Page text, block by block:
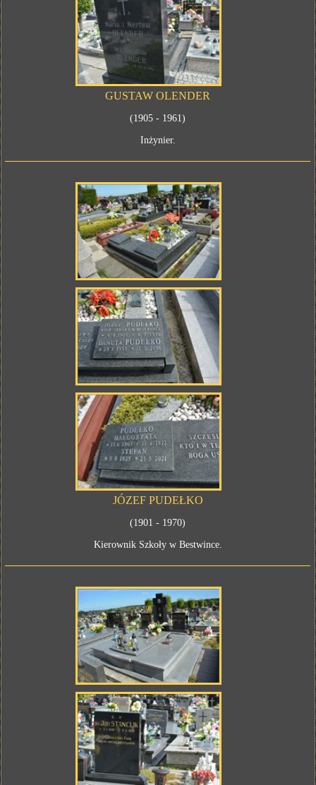
GUSTAW OLENDER
(1905 - 1961)
Inżynier.
JÓZEF PUDEŁKO
(1901 - 1970)
Kierownik Szkoły w Bestwince.